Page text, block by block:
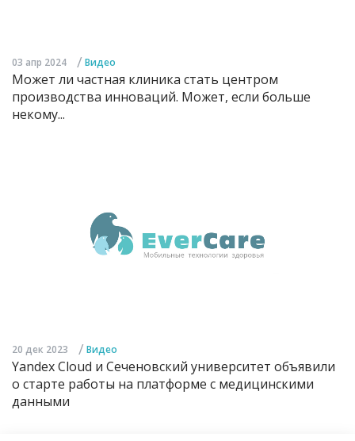
03 апр 2024 / Видео
Может ли частная клиника стать центром
производства инноваций. Может, если больше
некому...
20 дек 2023 / Видео
Yandex Cloud и Сеченовский университет объявили
о старте работы на платформе с медицинскими
данными